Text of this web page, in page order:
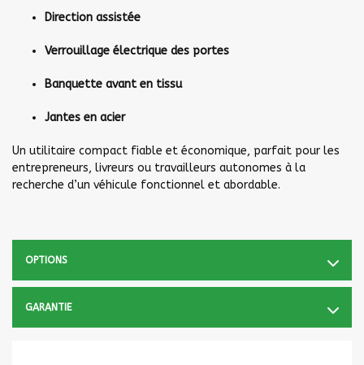
Direction assistée
Verrouillage électrique des portes
Banquette avant en tissu
Jantes en acier
Un utilitaire compact fiable et économique, parfait pour les
entrepreneurs, livreurs ou travailleurs autonomes à la
recherche d’un véhicule fonctionnel et abordable.
OPTIONS
GARANTIE